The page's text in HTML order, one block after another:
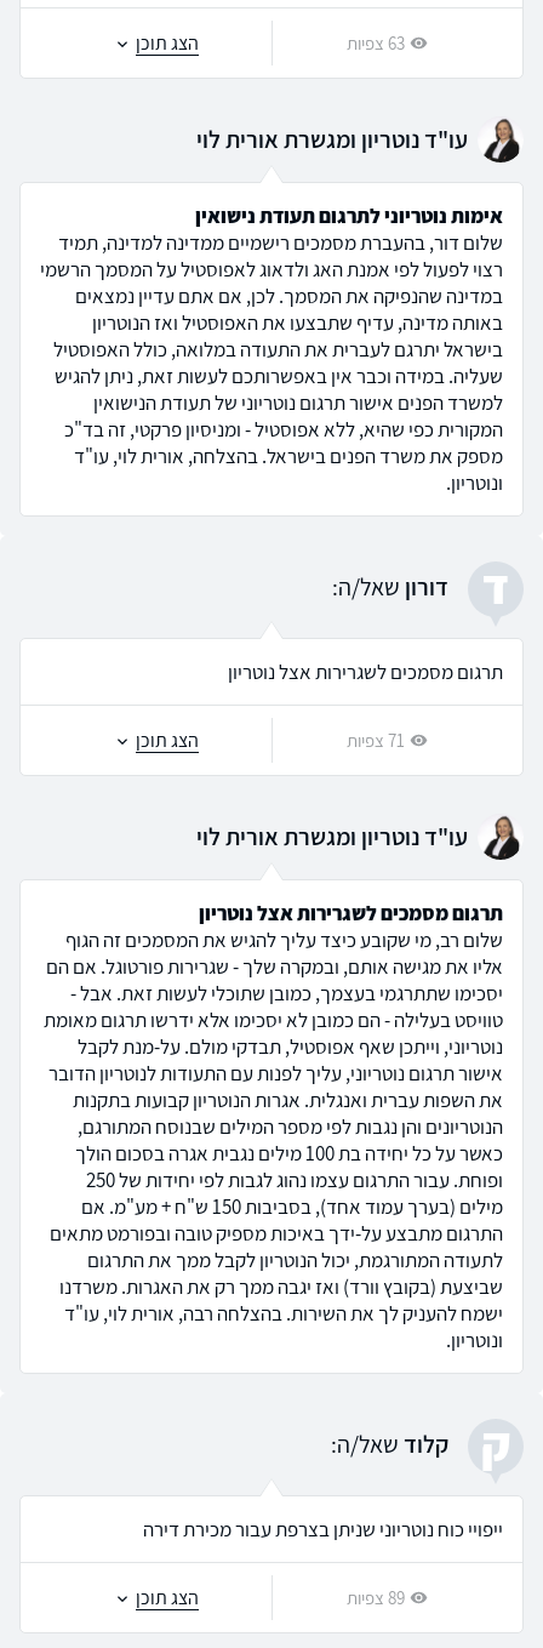
63 צפיות הצג תוכן
עו"ד נוטריון ומגשרת אורית לוי
אימות נוטריוני לתרגום תעודת נישואין
שלום דור, בהעברת מסמכים רישמיים ממדינה למדינה, תמיד
רצוי לפעול לפי אמנת האג ולדאוג לאפוסטיל על המסמך הרשמי
במדינה שהנפיקה את המסמך. לכן, אם אתם עדיין נמצאים
באותה מדינה, עדיף שתבצעו את האפוסטיל ואז הנוטריון
בישראל יתרגם לעברית את התעודה במלואה, כולל האפוסטיל
שעליה. במידה וכבר אין באפשרותכם לעשות זאת, ניתן להגיש
למשרד הפנים אישור תרגום נוטריוני של תעודת הנישואין
המקורית כפי שהיא, ללא אפוסטיל - ומניסיון פרקטי, זה בד"כ
מספק את משרד הפנים בישראל. בהצלחה, אורית לוי, עו"ד
ונוטריון.
ד דורון שאל/ה:
תרגום מסמכים לשגרירות אצל נוטריון
71 צפיות הצג תוכן
עו"ד נוטריון ומגשרת אורית לוי
תרגום מסמכים לשגרירות אצל נוטריון
שלום רב, מי שקובע כיצד עליך להגיש את המסמכים זה הגוף
אליו את מגישה אותם, ובמקרה שלך - שגרירות פורטוגל. אם הם
יסכימו שתתרגמי בעצמך, כמובן שתוכלי לעשות זאת. אבל -
טוויסט בעלילה - הם כמובן לא יסכימו אלא ידרשו תרגום מאומת
נוטריוני, וייתכן שאף אפוסטיל, תבדקי מולם. על-מנת לקבל
אישור תרגום נוטריוני, עליך לפנות עם התעודות לנוטריון הדובר
את השפות עברית ואנגלית. אגרות הנוטריון קבועות בתקנות
הנוטריונים והן נגבות לפי מספר המילים שבנוסח המתורגם,
כאשר על כל יחידה בת 100 מילים נגבית אגרה בסכום הולך
ופוחת. עבור התרגום עצמו נהוג לגבות לפי יחידות של 250
מילים (בערך עמוד אחד), בסביבות 150 ש"ח + מע"מ. אם
התרגום מתבצע על-ידך באיכות מספיק טובה ובפורמט מתאים
לתעודה המתורגמת, יכול הנוטריון לקבל ממך את התרגום
שביצעת (בקובץ וורד) ואז יגבה ממך רק את האגרות. משרדנו
ישמח להעניק לך את השירות. בהצלחה רבה, אורית לוי, עו"ד
ונוטריון.
ק קלוד שאל/ה:
ייפויי כוח נוטריוני שניתן בצרפת עבור מכירת דירה
89 צפיות הצג תוכן